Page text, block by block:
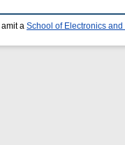
amit a School of Electronics